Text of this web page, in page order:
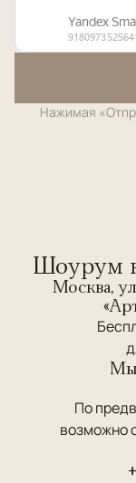
Нажимая
Шоурум
Москва,
Мы
По
возможно